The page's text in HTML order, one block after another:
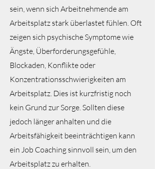
sein, wenn sich Arbeitnehmende am
Arbeitsplatz stark überlastet fühlen. Oft
zeigen sich psychische Symptome wie
Ängste, Überforderungsgefühle,
Blockaden, Konflikte oder
Konzentrationsschwierigkeiten am
Arbeitsplatz. Dies ist kurzfristig noch
kein Grund zur Sorge. Sollten diese
jedoch länger anhalten und die
Arbeitsfähigkeit beeinträchtigen kann
ein Job Coaching sinnvoll sein, um den
Arbeitsplatz zu erhalten.